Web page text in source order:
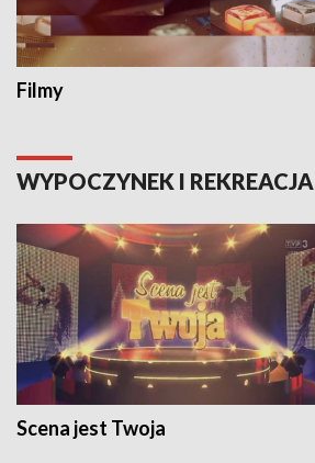
Filmy
WYPOCZYNEK I REKREACJA
Scena jest Twoja